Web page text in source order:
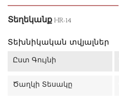
Տեղեկանք HR-14
Տեխնիկական տվյալներ
Ըստ Գույնի
Ծաղկի Տեսակը